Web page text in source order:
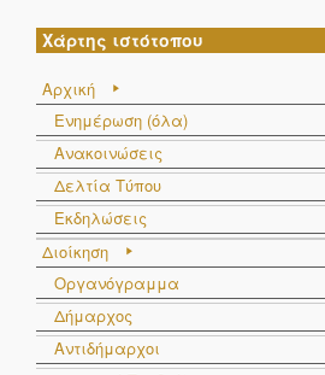
Χάρτης ιστότοπου
Αρχική
Ενημέρωση (όλα)
Ανακοινώσεις
Δελτία Τύπου
Εκδηλώσεις
Διοίκηση
Οργανόγραμμα
Δήμαρχος
Αντιδήμαρχοι